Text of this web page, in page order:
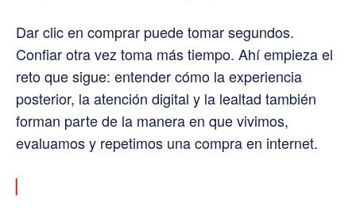
Dar clic en comprar puede tomar segundos.
Confiar otra vez toma más tiempo. Ahí empieza el
reto que sigue: entender cómo la experiencia
posterior, la atención digital y la lealtad también
forman parte de la manera en que vivimos,
evaluamos y repetimos una compra en internet.
▏